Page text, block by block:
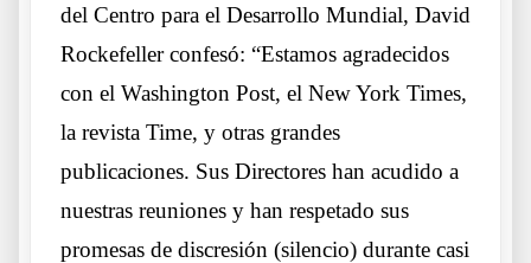
del Centro para el Desarrollo Mundial, David
Rockefeller confesó: “Estamos agradecidos
con el Washington Post, el New York Times,
la revista Time, y otras grandes
publicaciones. Sus Directores han acudido a
nuestras reuniones y han respetado sus
promesas de discresión (silencio) durante casi